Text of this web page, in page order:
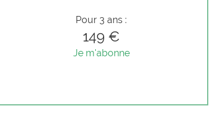
Pour 3 ans :
149 €
Je m'abonne